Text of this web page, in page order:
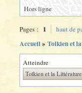
Hors ligne
Pages : 1 haut de
Accueil» Tolkien et
Atteindre